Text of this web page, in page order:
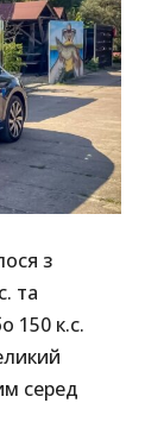
з
та
150 к.с.
серед